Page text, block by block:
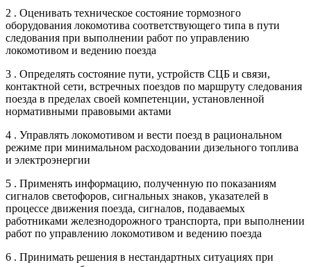
2 . Оценивать техническое состояние тормозного
оборудования локомотива соответствующего типа в пути
следования при выполнении работ по управлению
локомотивом и ведению поезда
3 . Определять состояние пути, устройств СЦБ и связи,
контактной сети, встречных поездов по маршруту следования
поезда в пределах своей компетенции, установленной
нормативными правовыми актами
4 . Управлять локомотивом и вести поезд в рациональном
режиме при минимальном расходовании дизельного топлива
и электроэнергии
5 . Применять информацию, полученную по показаниям
сигналов светофоров, сигнальных знаков, указателей в
процессе движения поезда, сигналов, подаваемых
работниками железнодорожного транспорта, при выполнении
работ по управлению локомотивом и ведению поезда
6 . Принимать решения в нестандартных ситуациях при